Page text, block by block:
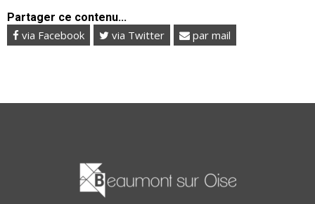
Partager ce contenu...
via Facebook via Twitter par mail